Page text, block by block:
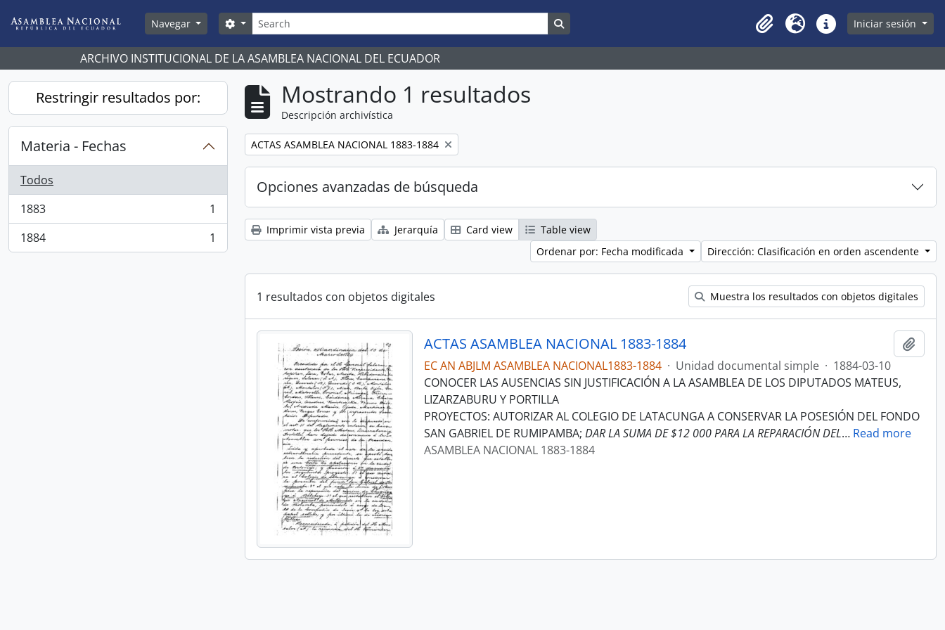
Navegar
Búsqueda
Search options
Clipboard
Idioma Enlaces rápidos
Iniciar sesión
ARCHIVO INSTITUCIONAL DE LA ASAMBLEA NACIONAL DEL ECUADOR
Restringir resultados por:
Materia - Fechas
Todos
1883
, 1 resultados
1
1884
, 1 resultados 1
Mostrando 1 resultados
Descripción archivística
Remove filter:
ACTAS ASAMBLEA NACIONAL 1883-1884
Opciones avanzadas de búsqueda
Imprimir vista previa Jerarquía Card view
Table view
Ordenar por: Fecha modificada
Dirección: Clasificación en orden ascendente
1 resultados con objetos digitales Muestra los resultados con objetos digitales
ACTAS ASAMBLEA NACIONAL 1883-1884
EC AN ABJLM ASAMBLEA NACIONAL1883-1884 · Unidad documental simple · 1884-03-10
CONOCER LAS AUSENCIAS SIN JUSTIFICACIÓN A LA ASAMBLEA DE LOS DIPUTADOS MATEUS,
LIZARZABURU Y PORTILLA
PROYECTOS: AUTORIZAR AL COLEGIO DE LATACUNGA A CONSERVAR LA POSESIÓN DEL FONDO
SAN GABRIEL DE RUMIPAMBA; DAR LA SUMA DE $12 000 PARA LA REPARACIÓN DEL… Read more
ASAMBLEA NACIONAL 1883-1884